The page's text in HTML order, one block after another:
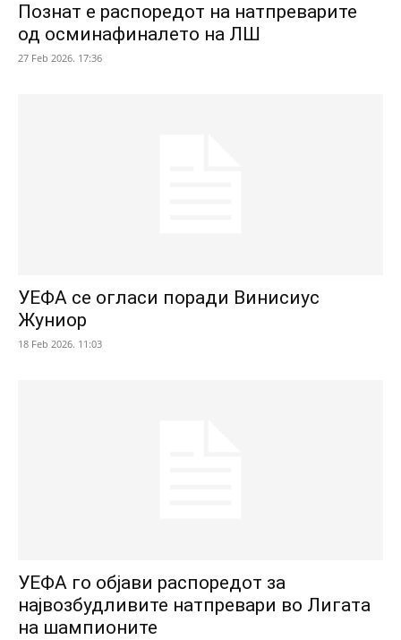
Познат е распоредот на натпреварите
од осминафиналето на ЛШ
27 Feb 2026. 17:36
УЕФА се огласи поради Винисиус
Жуниор
18 Feb 2026. 11:03
УЕФА го објави распоредот за
највозбудливите натпревари во Лигата
на шампионите